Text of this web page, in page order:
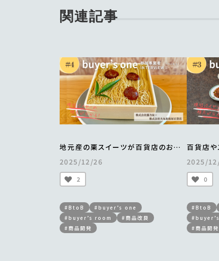
関連記事
地元産の栗スイーツが百貨店のお歳
暮・お中元カタログに
掲載され、年間700万円以上の売上を
実現
＜from buyer’s one＞
2025/12/26
2
#BtoB
#buyer’s one
#buyer’s room
#商品改良
#商品開発
百貨店や
業は昨
横浜中華
認知度
＜from
2025/
0
#BtoB
#商品開発